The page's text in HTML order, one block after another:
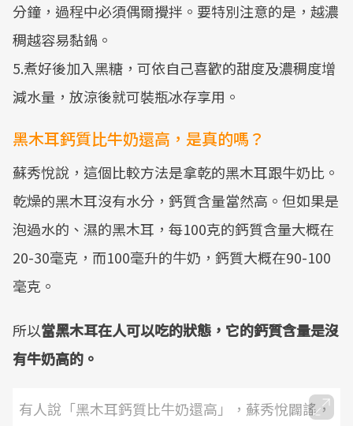
分鐘，過程中必須偶爾攪拌。要特別注意的是，越濃
稠越容易黏鍋。
5.煮好後加入黑糖，可依自己喜歡的甜度及濃稠度增
減水量，放涼後就可裝瓶冰存享用。
黑木耳鈣質比牛奶還高，是真的嗎？
蘇秀悅說，這個比較方法是拿乾的黑木耳跟牛奶比。
乾燥的黑木耳沒有水分，鈣質含量當然高。但如果是
泡過水的、濕的黑木耳，每100克的鈣質含量大概在
20-30毫克，而100毫升的牛奶，鈣質大概在90-100
毫克。
所以當黑木耳在人可以吃的狀態，它的鈣質含量是沒
有牛奶高的。
有人說「黑木耳鈣質比牛奶還高」，蘇秀悅闢謠，